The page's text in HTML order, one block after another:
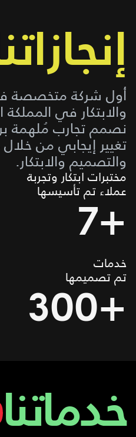
إنجاز
أول شركة متخصصة
والابتكار في المملكة
نصمم تجارب مُلهمة
تغيير إيجابي من خلال
والتصميم والابتكار.
مختبرات ابتكار وتجربة
عملاء تم تأسيسها
7+
خدمات
تم تصميمها
300+
خدماتنا